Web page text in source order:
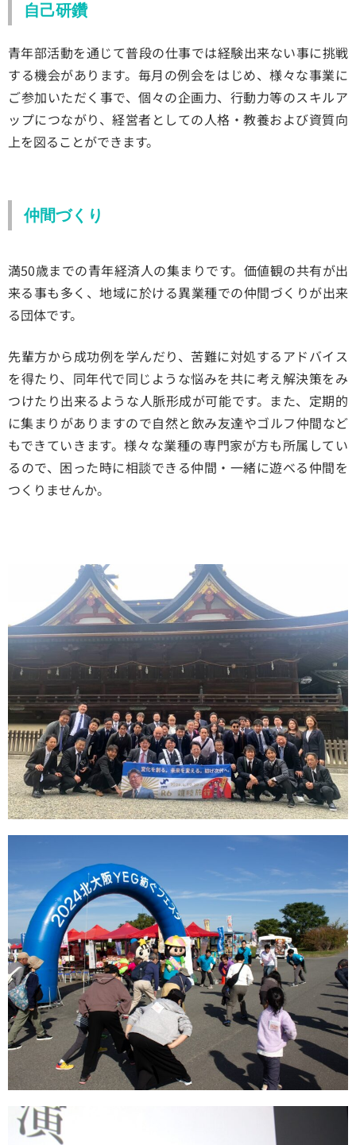
自己研鑽
青年部活動を通じて普段の仕事では経験出来ない事に挑戦
する機会があります。毎月の例会をはじめ、様々な事業に
ご参加いただく事で、個々の企画力、行動力等のスキルア
ップにつながり、経営者としての人格・教養および資質向
上を図ることができます。
仲間づくり
満50歳までの青年経済人の集まりです。価値観の共有が出
来る事も多く、地域に於ける異業種での仲間づくりが出来
る団体です。
先輩方から成功例を学んだり、苦難に対処するアドバイス
を得たり、同年代で同じような悩みを共に考え解決策をみ
つけたり出来るような人脈形成が可能です。また、定期的
に集まりがありますので自然と飲み友達やゴルフ仲間など
もできていきます。様々な業種の専門家が方も所属してい
るので、困った時に相談できる仲間・一緒に遊べる仲間を
つくりませんか。